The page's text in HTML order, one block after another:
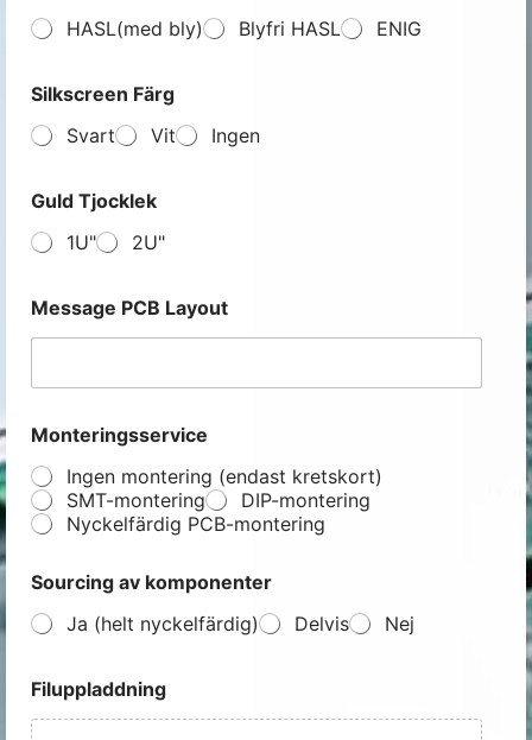
HASL(med bly)
Blyfri HASL ENIG
Silkscreen Färg
Svart
Vit Ingen
Guld Tjocklek
1U"
2U"
Message PCB Layout
Monteringsservice
Ingen montering (endast kretskort)
SMT-montering
DIP-montering
Nyckelfärdig PCB-montering
Sourcing av komponenter
Ja (helt nyckelfärdig)
Delvis Nej
Filuppladdning